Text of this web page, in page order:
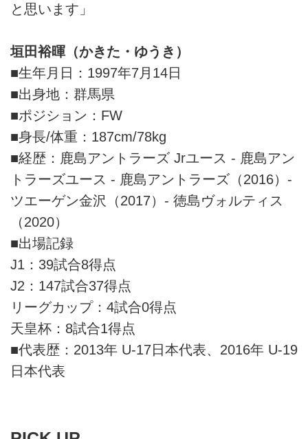
と思います」
垣田裕暉（かきた・ゆうき）
■生年月日：1997年7月14日
■出身地：群馬県
■ポジション：FW
■身長/体重：187cm/78kg
■経歴：鹿島アントラーズ Jrユース - 鹿島アン
トラーズユース - 鹿島アントラーズ（2016）-
ツエーゲン金沢（2017）- 徳島ヴォルティス
（2020）
■出場記録
J1：39試合8得点
J2：147試合37得点
リーグカップ：4試合0得点
天皇杯：8試合1得点
■代表歴：2013年 U-17日本代表、2016年 U-19
日本代表